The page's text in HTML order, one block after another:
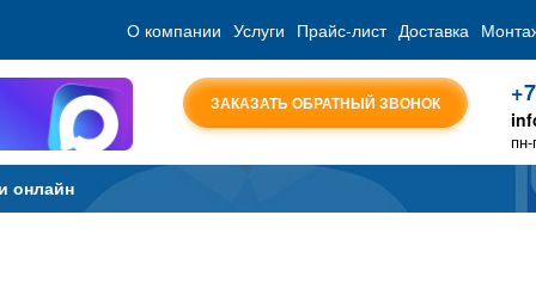
О компании Услуги Прайс-лист Доставка
ЗАКАЗАТЬ ОБРАТНЫЙ ЗВОНОК
онлайн